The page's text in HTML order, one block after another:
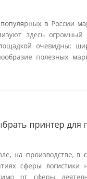
в России
здесь
очевидны:
полезных
принтер для
на производстве, в
сферы логистики
от сферы